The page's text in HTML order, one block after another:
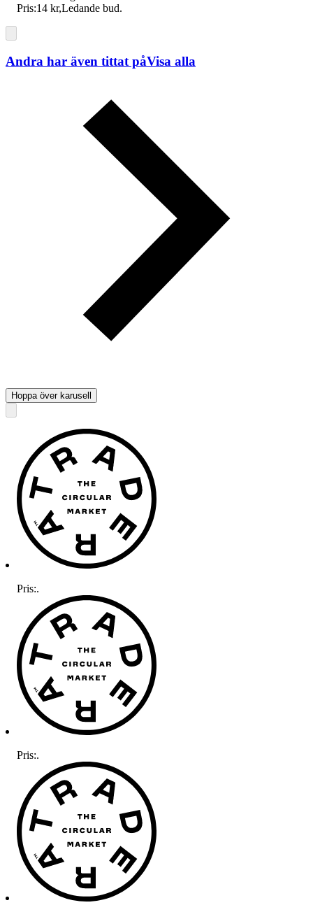
Pris:14 kr,Ledande bud.
Andra har även tittat påVisa alla
Hoppa över karusell
Pris:.
Pris:.